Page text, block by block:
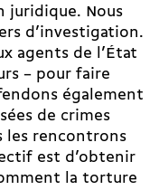
juridique. Nous
d’investigation.
agents de l’État
– pour faire
également
de crimes
les rencontrons
est d’obtenir
la torture